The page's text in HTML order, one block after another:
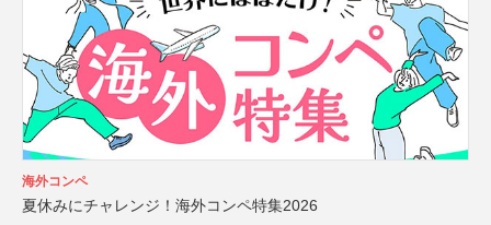
海外コンペ
夏休みにチャレンジ！海外コンペ特集2026